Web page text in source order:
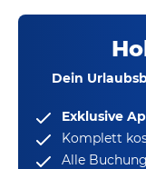
Dein
Exklusive
Komplett
Alle